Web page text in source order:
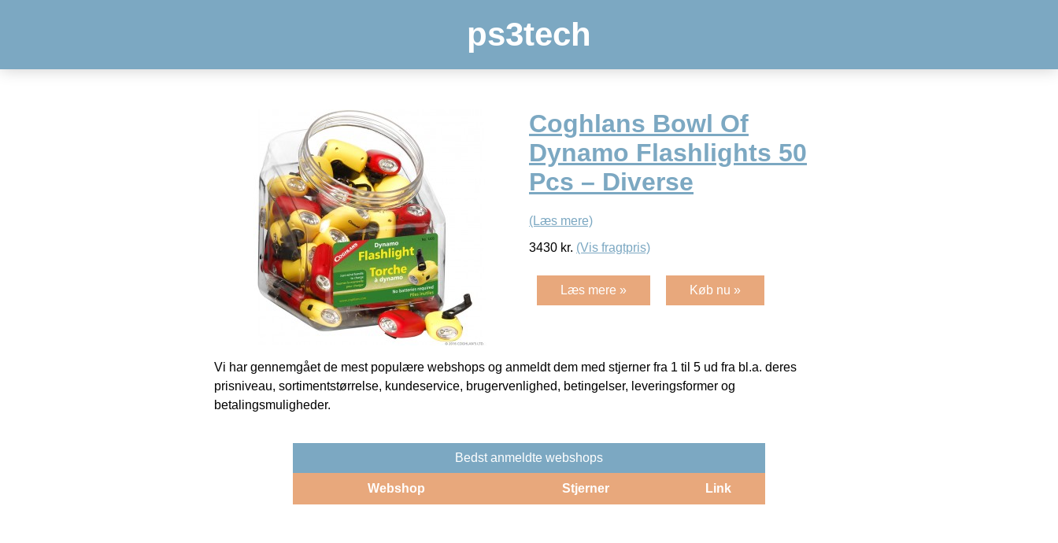
ps3tech
Coghlans Bowl Of
Dynamo Flashlights 50
Pcs – Diverse
(Læs mere)
3430 kr. (Vis fragtpris)
Læs mere » Køb nu »
Vi har gennemgået de mest populære webshops og anmeldt dem med stjerner fra 1 til 5 ud fra bl.a. deres
prisniveau, sortimentstørrelse, kundeservice, brugervenlighed, betingelser, leveringsformer og
betalingsmuligheder.
Bedst anmeldte webshops
Webshop Stjerner Link